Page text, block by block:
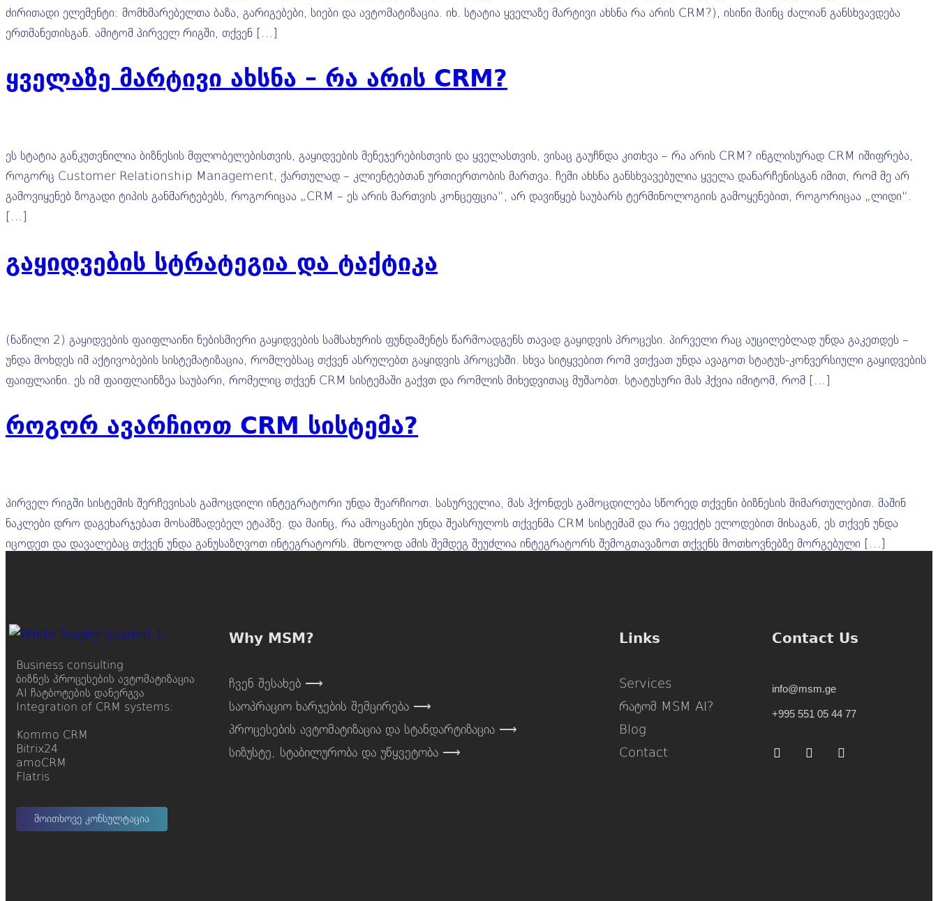
ძირითადი ელემენტი: მომხმარებელთა ბაზა, გარიგებები, სიები და ავტომატიზაცია. იხ. სტატია ყველაზე მარტივი ახსნა რა არის CRM?), ისინი მაინც ძალიან განსხვავდება
ერთმანეთისგან. ამიტომ პირველ რიგში, თქვენ […]
ყველაზე მარტივი ახსნა – რა არის CRM?
ეს სტატია განკუთვნილია ბიზნესის მფლობელებისთვის, გაყიდვების მენეჯერებისთვის და ყველასთვის, ვისაც გაუჩნდა კითხვა – რა არის CRM? ინგლისურად CRM იშიფრება,
როგორც Customer Relationship Management, ქართულად – კლიენტებთან ურთიერთობის მართვა. ჩემი ახსნა განსხვავებულია ყველა დანარჩენისგან იმით, რომ მე არ
გამოვიყენებ ზოგადი ტიპის განმარტებებს, როგორიცაა „CRM – ეს არის მართვის კონცეფცია“, არ დავიწყებ საუბარს ტერმინოლოგიის გამოყენებით, როგორიცაა „ლიდი“.
[…]
გაყიდვების სტრატეგია და ტაქტიკა
(ნაწილი 2) გაყიდვების ფაიფლაინი ნებისმიერი გაყიდვების სამსახურის ფუნდამენტს წარმოადგენს თავად გაყიდვის პროცესი. პირველი რაც აუცილებლად უნდა გაკეთდეს –
უნდა მოხდეს იმ აქტივობების სისტემატიზაცია, რომლებსაც თქვენ ასრულებთ გაყიდვის პროცესში. სხვა სიტყვებით რომ ვთქვათ უნდა ავაგოთ სტატუს-კონვერსიული გაყიდვების
ფაიფლაინი. ეს იმ ფაიფლაინზეა საუბარი, რომელიც თქვენ CRM სისტემაში გაქვთ და რომლის მიხედვითაც მუშაობთ. სტატუსური მას ჰქვია იმიტომ, რომ […]
როგორ ავარჩიოთ CRM სისტემა?
პირველ რიგში სისტემის შერჩევისას გამოცდილი ინტეგრატორი უნდა შეარჩიოთ. სასურველია, მას ჰქონდეს გამოცდილება სწორედ თქვენი ბიზნესის მიმართულებით. მაშინ
ნაკლები დრო დაგეხარჯებათ მოსამზადებელ ეტაპზე. და მაინც, რა ამოცანები უნდა შეასრულოს თქვენმა CRM სისტემამ და რა ეფექტს ელოდებით მისაგან, ეს თქვენ უნდა
იცოდეთ და დავალებაც თქვენ უნდა განუსაზღვოთ ინტეგრატორს. მხოლოდ ამის შემდეგ შეუძლია ინტეგრატორს შემოგთავაზოთ თქვენს მოთხოვნებზე მორგებული […]
Business consulting
ბიზნეს პროცესების ავტომატიზაცია
AI ჩატბოტების დანერგვა
Integration of CRM systems:
Kommo CRM
Bitrix24
amoCRM
Flatris
მოითხოვე კონსულტაცია
Why MSM?
ჩვენ შესახებ ⟶
საოპრაციო ხარჯების შემცირება ⟶
პროცესების ავტომატიზაცია და სტანდარტიზაცია ⟶
სიზუსტე, სტაბილურობა და უწყვეტობა ⟶
Links
Services
რატომ MSM AI?
Blog
Contact
Contact Us
info@msm.ge
+995 551 05 44 77